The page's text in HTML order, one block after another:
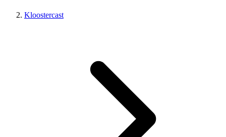
Kloostercast